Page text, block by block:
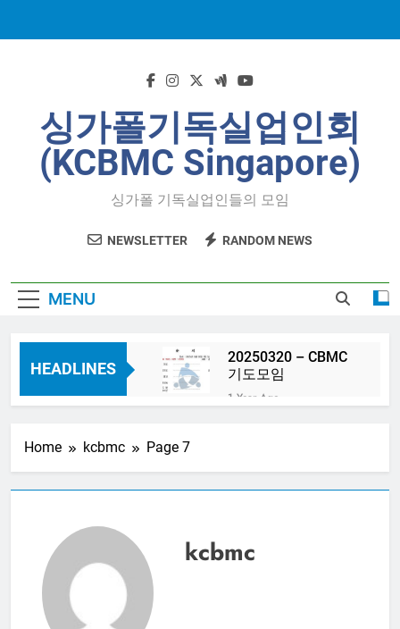
싱가폴기독실업인회
(KCBMC Singapore)
싱가폴 기독실업인들의 모임
NEWSLETTER RANDOM NEWS
MENU
HEADLINES
20250320 – CBMC
기도모임
1 Year Ago
기도모임
기도모임
Home kcbmc Page 7
kcbmc